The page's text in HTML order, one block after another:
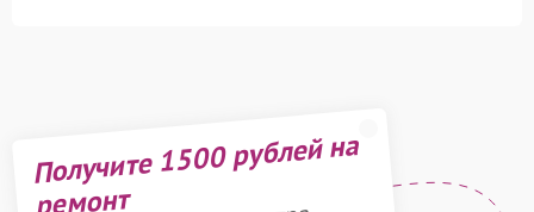
Получите 1500 рублей на
ремонт